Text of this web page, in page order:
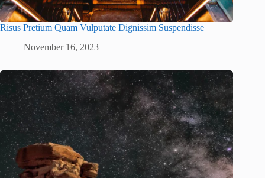
Risus Pretium Quam Vulputate Dignissim Suspendisse
November 16, 2023